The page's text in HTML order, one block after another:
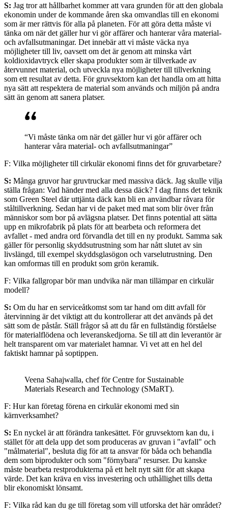
S: Jag tror att hållbarhet kommer att vara grunden för att den globala
ekonomin under de kommande åren ska omvandlas till en ekonomi
som är mer rättvis för alla på planeten. För att göra detta måste vi
tänka om när det gäller hur vi gör affärer och hanterar våra material-
och avfallsutmaningar. Det innebär att vi måste väcka nya
möjligheter till liv, oavsett om det är genom att minska vårt
koldioxidavtryck eller skapa produkter som är tillverkade av
återvunnet material, och utveckla nya möjligheter till tillverkning
som ett resultat av detta. För gruvsektorn kan det handla om att hitta
nya sätt att respektera de material som används och miljön på andra
sätt än genom att sanera platser.
“Vi måste tänka om när det gäller hur vi gör affärer och
hanterar våra material- och avfallsutmaningar”
F: Vilka möjligheter till cirkulär ekonomi finns det för gruvarbetare?
S: Många gruvor har gruvtruckar med massiva däck. Jag skulle vilja
ställa frågan: Vad händer med alla dessa däck? I dag finns det teknik
som Green Steel där uttjänta däck kan bli en användbar råvara för
ståltillverkning. Sedan har vi de paket med mat som blir över från
människor som bor på avlägsna platser. Det finns potential att sätta
upp en mikrofabrik på plats för att bearbeta och reformera det
avfallet - med andra ord förvandla det till en ny produkt. Samma sak
gäller för personlig skyddsutrustning som har nått slutet av sin
livslängd, till exempel skyddsglasögon och varselutrustning. Den
kan omformas till en produkt som grön keramik.
F: Vilka fallgropar bör man undvika när man tillämpar en cirkulär
modell?
S: Om du har en serviceåtkomst som tar hand om ditt avfall för
återvinning är det viktigt att du kontrollerar att det används på det
sätt som de påstår. Ställ frågor så att du får en fullständig förståelse
för materialflödena och leveranskedjorna. Se till att din leverantör är
helt transparent om var materialet hamnar. Vi vet att en hel del
faktiskt hamnar på soptippen.
Veena Sahajwalla, chef för Centre for Sustainable
Materials Research and Technology (SMaRT).
F: Hur kan företag förena en cirkulär ekonomi med sin
kärnverksamhet?
S: En nyckel är att förändra tankesättet. För gruvsektorn kan du, i
stället för att dela upp det som produceras av gruvan i "avfall" och
"målmaterial", besluta dig för att ta ansvar för båda och behandla
dem som biprodukter och som "förnybara" resurser. Du kanske
måste bearbeta restprodukterna på ett helt nytt sätt för att skapa
värde. Det kan kräva en viss investering och uthållighet tills detta
blir ekonomiskt lönsamt.
F: Vilka råd kan du ge till företag som vill utforska det här området?